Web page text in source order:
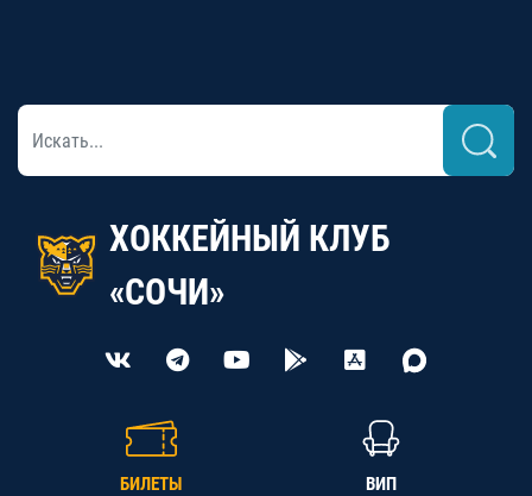
ХОККЕЙНЫЙ КЛУБ
«СОЧИ»
БИЛЕТЫ ВИП